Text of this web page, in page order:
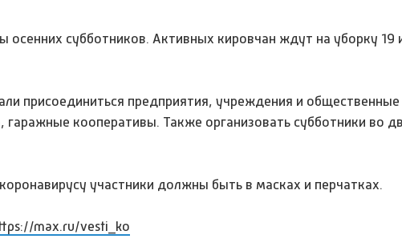
субботников. Активных кировчан ждут на уборку 19
присоединиться предприятия, учреждения и общественные
кооперативы. Также организовать субботники во
участники должны быть в масках и перчатках.
max.ru/vesti_ko